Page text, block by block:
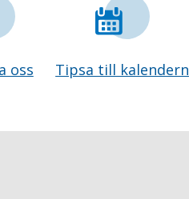
oss Tipsa till kalendern